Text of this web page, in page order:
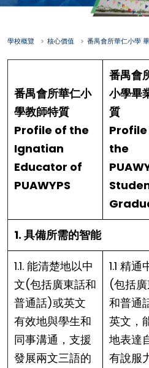
學校概覽 核心價值 番禺會所華仁小學
番禺會所華仁小
學教師特質
Profile of the
Ignatian
Educator of
PUAWYPS
番禺會
小學畢
質
the
1. 具備所需的智能
1.1. 能清楚地以中
文(包括廣東話和
普通話)或英文
有效地與學生和
同事溝通，支援
發展兩文三語的
1.1 精通
(包括
和普通
英文，
地表達
有說服